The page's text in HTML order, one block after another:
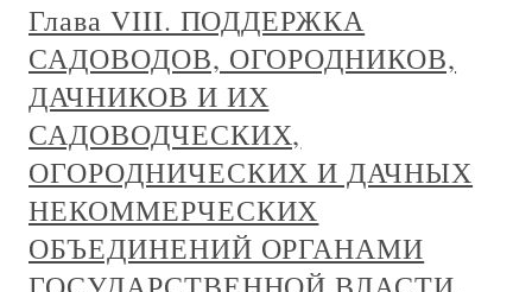
Глава VIII. ПОДДЕРЖКА
САДОВОДОВ, ОГОРОДНИКОВ,
ДАЧНИКОВ И ИХ
САДОВОДЧЕСКИХ,
ОГОРОДНИЧЕСКИХ И ДАЧНЫХ
НЕКОММЕРЧЕСКИХ
ОБЪЕДИНЕНИЙ ОРГАНАМИ